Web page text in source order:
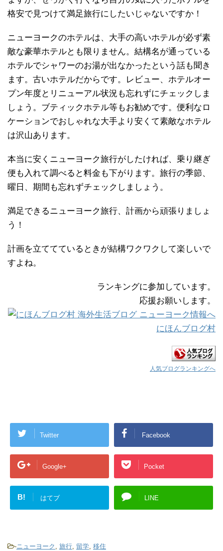
格安で見つけて満足旅行にしたいじゃないですか！
ニューヨークのホテルは、大手の高いホテルが必ず素
敵な豪華ホテルとも限りません。結構名が通っている
ホテルでシャワーのお湯が出なかったという話も聞き
ます。古いホテルだからです。レビュー、ホテルオー
プン年度とリニューアル状況も忘れずにチェックしま
しょう。ブティックホテル等もお勧めです。便利なロ
ケーションでおしゃれな大手より安くて素敵なホテル
は沢山あります。
本当に安くニューヨーク旅行がしたければ、乗り継ぎ
便も入れて調べると料金も下がります。旅行の季節、
曜日、期間も忘れずチェックしましょう。
満足できるニューヨーク旅行、計画から頑張りましょ
う！
計画を立ててているときが結構ワクワクして楽しいで
すよね。
ランキングに参加しています。
応援お願いします。
にほんブログ村
人気ブログランキングへ
Twitter Facebook
Google+ Pocket
B! はてブ LINE
-ニューヨーク , 旅行, 留学, 移住